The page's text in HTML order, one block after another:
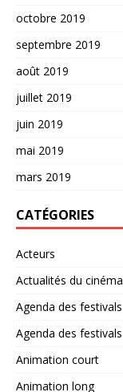
octobre 2019
septembre 2019
août 2019
juillet 2019
juin 2019
mai 2019
mars 2019
CATÉGORIES
Acteurs
Actualités du cinéma
Agenda des festivals
Agenda des festivals
Animation court
Animation long